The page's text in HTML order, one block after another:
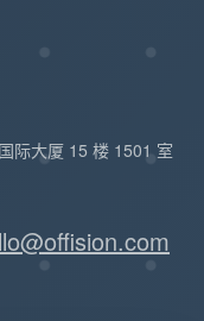
际大厦 15 楼 1501 室